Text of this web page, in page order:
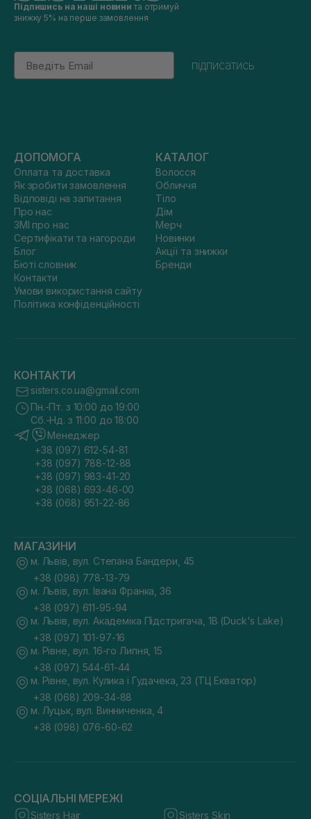
Підпишись на наші новини та отримуй
знижку 5% на перше замовлення
Email
підписатись
ДОПОМОГА
Оплата та доставка
Як зробити замовлення
Відповіді на запитання
Про нас
ЗМІ про нас
Сертифікати та нагороди
Блог
Бюті словник
Контакти
Умови використання сайту
Політика конфіденційності
КАТАЛОГ
Волосся
Обличчя
Тіло
Дім
Мерч
Новинки
Акції та знижки
Бренди
КОНТАКТИ
sisters.co.ua@gmail.com
Пн.-Пт. з 10:00 до 19:00
Сб.-Нд. з 11:00 до 18:00
Менеджер
+38 (097) 612-54-81
+38 (097) 788-12-88
+38 (097) 983-41-20
+38 (068) 693-46-00
+38 (068) 951-22-86
МАГАЗИНИ
м. Львів, вул. Степана Бандери, 45
+38 (098) 778-13-79
м. Львів, вул. Івана Франка, 36
+38 (097) 611-95-94
м. Львів, вул. Академіка Підстригача, 1В (Duck's Lake)
+38 (097) 101-97-16
м. Рівне, вул. 16-го Липня, 15
+38 (097) 544-61-44
м. Рівне, вул. Кулика і Гудачека, 23 (ТЦ Екватор)
+38 (068) 209-34-88
м. Луцьк, вул. Винниченка, 4
+38 (098) 076-60-62
СОЦІАЛЬНІ МЕРЕЖІ
Sisters Hair Sisters Skin